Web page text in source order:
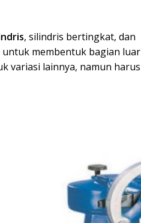
, silindris bertingkat, dan
untuk membentuk bagian luar
variasi lainnya, namun harus